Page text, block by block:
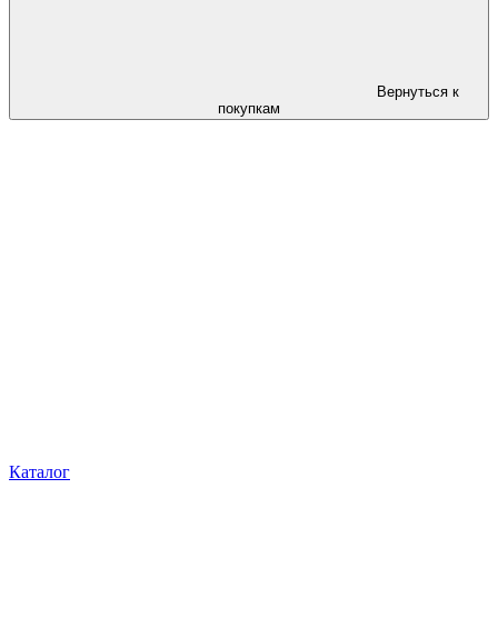
Вернуться к
покупкам
Каталог